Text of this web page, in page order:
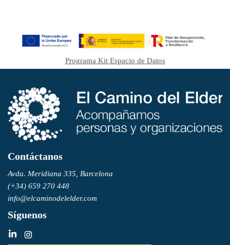
Programa Kit Espacio de Datos
Contáctanos
Avda. Meridiana 335, Barcelona
(+34) 659 270 448
info@elcaminodelelder.com
Síguenos